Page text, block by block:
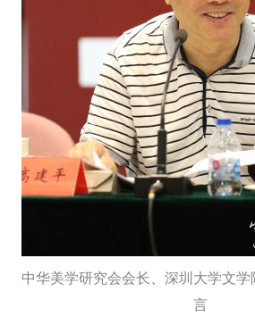
中华美学研究会会长、深圳大学文
言